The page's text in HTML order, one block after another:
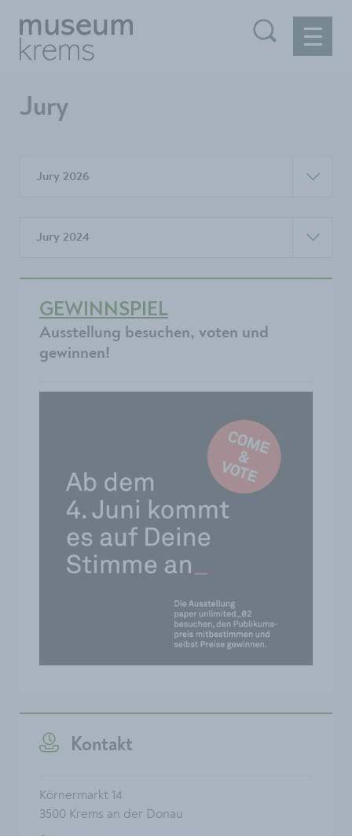
Jury
Jury 2026
Jury 2024
GEWINNSPIEL
Ausstellung besuchen, voten und
gewinnen!
Kontakt
Körnermarkt 14
3500 Krems an der Donau